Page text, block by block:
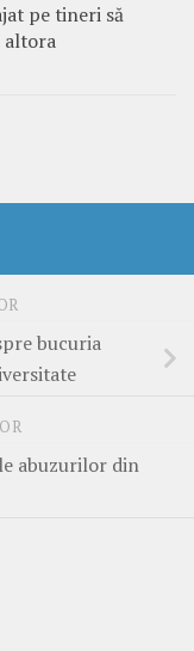
pe tineri să
altora
bucuria
abuzurilor din